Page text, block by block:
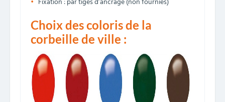
Choix des coloris de la
corbeille de ville :